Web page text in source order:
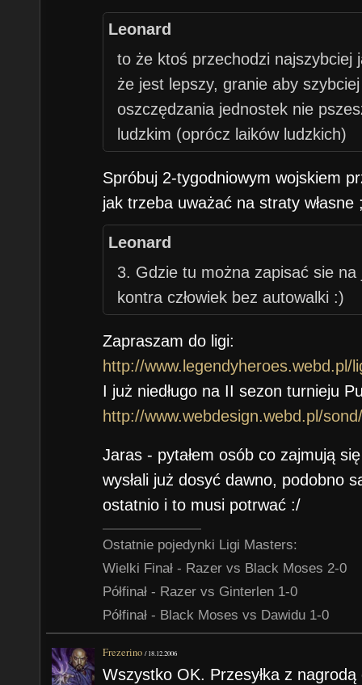
Leonard
to że ktoś przechodzi najszybciej
że jest lepszy, granie aby
oszczędzania jednostek nie
ludzkim (oprócz laików ludzkich)
Spróbuj 2-tygodniowym wojskiem
jak trzeba uważać na straty własne
Leonard
3. Gdzie tu można zapisać sie na
kontra człowiek bez autowalki :)
Zapraszam do ligi:
http://www.legendyheroes.webd.pl/
I już niedługo na II sezon turnieju
http://www.webdesign.webd.pl/
Jaras - pytałem osób co zajmują
wysłali już dosyć dawno, podobno
ostatnio i to musi potrwać :/
Ostatnie pojedynki Ligi Masters:
Wielki Finał - Razer vs Black Moses 2-0
Półfinał - Razer vs Ginterlen 1-0
Półfinał - Black Moses vs Dawidu 1-0
Frezerino /18.12.2006
Wszystko OK. Przesyłka z nagrodą